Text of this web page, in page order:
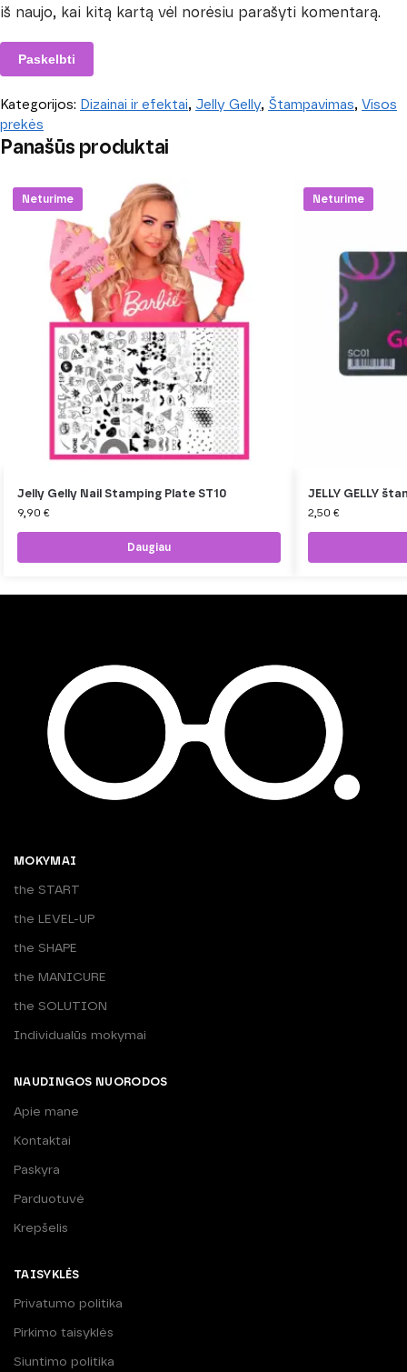
iš naujo, kai kitą kartą vėl norėsiu parašyti komentarą.
Kategorijos: Dizainai ir efektai, Jelly Gelly, Štampavimas, Visos
prekės
Panašūs produktai
Neturime
Jelly Gelly Nail Stamping Plate ST10
9,90 €
Daugiau
Neturime
JELLY GELLY
2,50 €
MOKYMAI
the START
the LEVEL-UP
the SHAPE
the MANICURE
the SOLUTION
Individualūs mokymai
NAUDINGOS NUORODOS
Apie mane
Kontaktai
Paskyra
Parduotuvė
Krepšelis
TAISYKLĖS
Privatumo politika
Pirkimo taisyklės
Siuntimo politika